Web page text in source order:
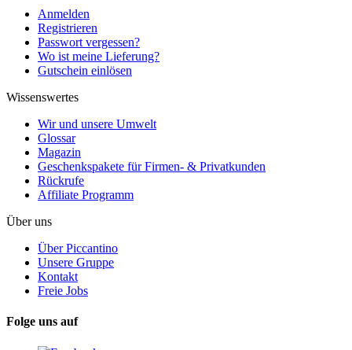
Anmelden
Registrieren
Passwort vergessen?
Wo ist meine Lieferung?
Gutschein einlösen
Wissenswertes
Wir und unsere Umwelt
Glossar
Magazin
Geschenkspakete für Firmen- & Privatkunden
Rückrufe
Affiliate Programm
Über uns
Über Piccantino
Unsere Gruppe
Kontakt
Freie Jobs
Folge uns auf